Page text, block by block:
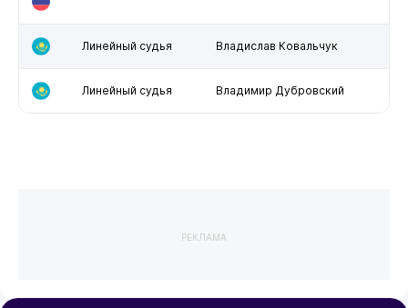
Линейный судья Владислав Ковальчук
Линейный судья Владимир Дубровский
РЕКЛАМА